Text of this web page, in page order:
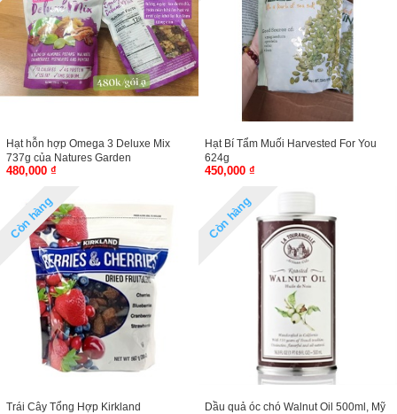
Hạt hỗn hợp Omega 3 Deluxe Mix
737g của Natures Garden
480,000 ₫
Hạt Bí Tẩm Muối Harvested For You
624g
450,000 ₫
Còn hàng
Trái Cây Tổng Hợp Kirkland
Còn hàng
Dầu quả óc chó Walnut Oil 500ml, Mỹ